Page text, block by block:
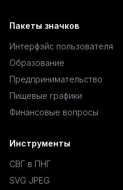
Пакеты значков
Интерфэйс пользователя
Образование
Предпринимательство
Пищевые графики
Финансовые вопросы
Инструменты
СВГ в ПНГ
SVG JPEG